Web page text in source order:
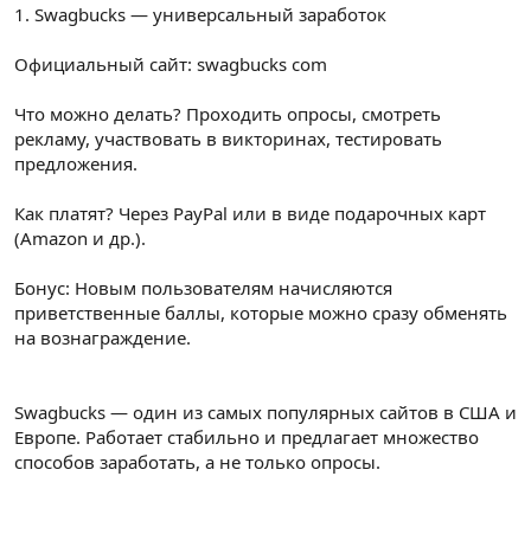
1. Swagbucks — универсальный заработок
Официальный сайт: swagbucks com
Что можно делать? Проходить опросы, смотреть
рекламу, участвовать в викторинах, тестировать
предложения.
Как платят? Через PayPal или в виде подарочных карт
(Amazon и др.).
Бонус: Новым пользователям начисляются
приветственные баллы, которые можно сразу обменять
на вознаграждение.
Swagbucks — один из самых популярных сайтов в США и
Европе. Работает стабильно и предлагает множество
способов заработать, а не только опросы.